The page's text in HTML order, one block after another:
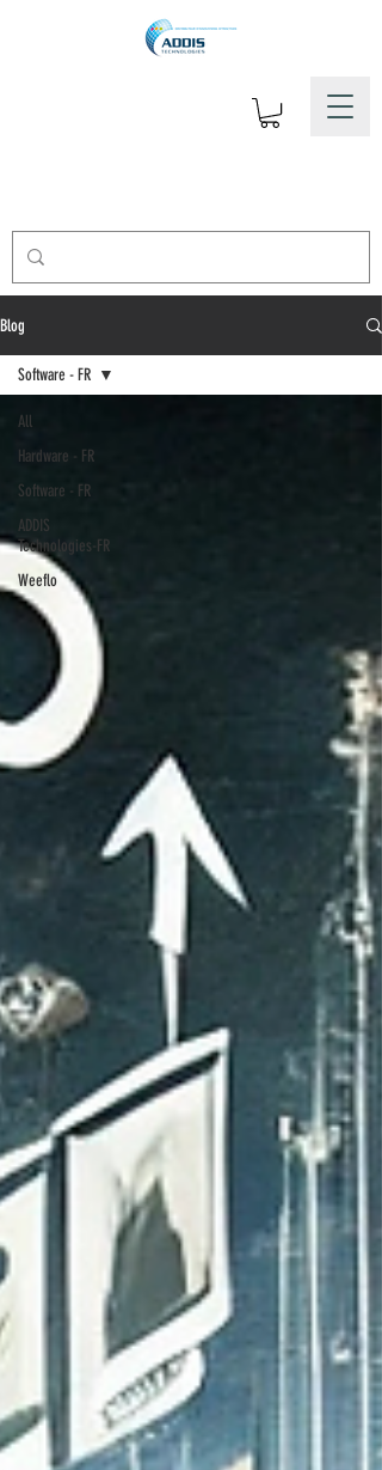
Blog
All
Hardware - FR
Software - FR
ADDIS
Technologies-FR
Weeflo
Software - FR